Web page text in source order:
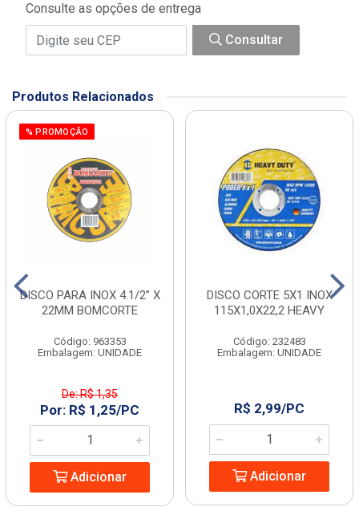
Consulte as opções de entrega
Consultar
Produtos Relacionados
% PROMOÇÃO
DISCO PARA INOX 4.1/2” X
22MM BOMCORTE
Código: 963353
Embalagem: UNIDADE
De: R$ 1,35
Por: R$ 1,25/PC
Adicionar
DISCO CORTE 5X1 INOX
115X1,0X22,2 HEAVY
Código: 232483
Embalagem: UNIDADE
R$ 2,99/PC
Adicionar